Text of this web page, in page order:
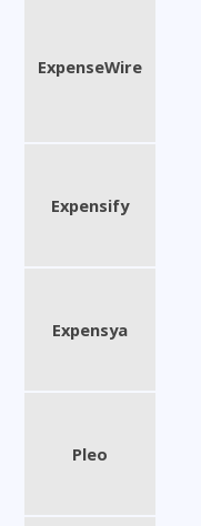
ExpenseWire
Expensify
Expensya
Pleo